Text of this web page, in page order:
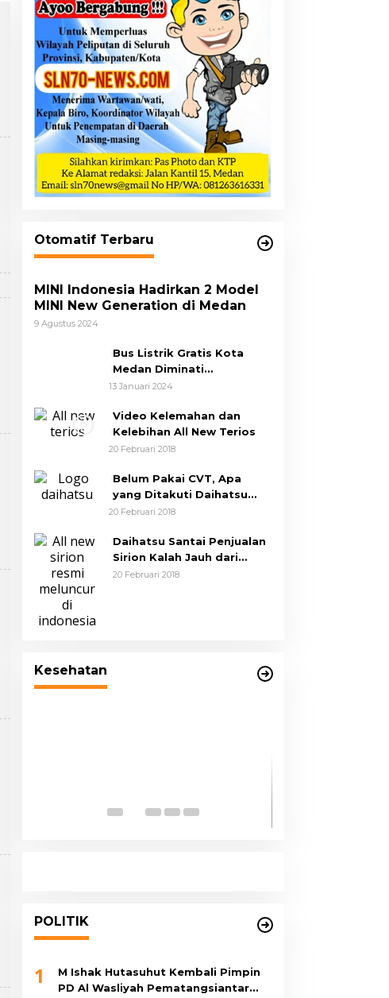
Otomatif Terbaru
MINI Indonesia Hadirkan 2 Model
MINI New Generation di Medan
9 Agustus 2024
Bus Listrik Gratis Kota
Medan Diminati
Masyarakat
13 Januari 2024
Video Kelemahan dan
Kelebihan All New Terios
20 Februari 2018
Belum Pakai CVT, Apa
yang Ditakuti Daihatsu
Indonesia?
20 Februari 2018
Daihatsu Santai Penjualan
Sirion Kalah Jauh dari
Mobil LCGC
20 Februari 2018
Kesehatan
Dr. Pirngadi
POLITIK
1
M Ishak Hutasuhut Kembali Pimpin
PD Al Wasliyah Pematangsiantar